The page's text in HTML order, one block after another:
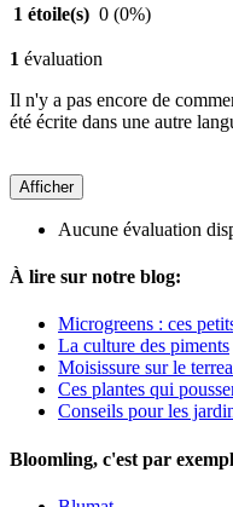
1 étoile(s) 0 (0%)
1 évaluation
Il n'y a pas encore de
été écrite dans une autre
Afficher
Aucune évaluation
À lire sur notre blog:
Microgreens : ces
La culture des piments
Moisissure sur le
Ces plantes qui
Conseils pour les
Bloomling, c'est par